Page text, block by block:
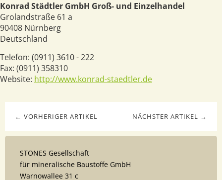
Konrad Städtler GmbH Groß- und Einzelhandel
Grolandstraße 61 a
90408 Nürnberg
Deutschland
Telefon: (0911) 3610 - 222
Fax: (0911) 358310
Website: http://www.konrad-staedtler.de
NÄCHSTER ARTIKEL →
← VORHERIGER ARTIKEL
STONES Gesellschaft
für mineralische Baustoffe GmbH
Warnowallee 31 c